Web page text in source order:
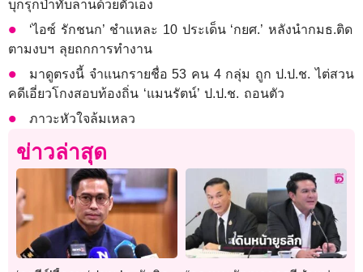
บุกรุกป่าทับลานด้วยตัวเอง
‘ไอซ์ รักชนก’ ชำแหละ 10 ประเด็น ‘กยศ.’ หลังนำกมธ.ติด
ตามงบฯ ลุยถกการทำงาน
มาดูตรงนี้ จำแนกรายชื่อ 53 คน 4 กลุ่ม ถูก ป.ป.ช. ไต่สวน
คดีเอี่ยวโกงสอบท้องถิ่น ‘แมนรัตน์’ ป.ป.ช. ถอนตัว
ภาวะหัวใจล้มเหลว
ข่าวล่าสุด